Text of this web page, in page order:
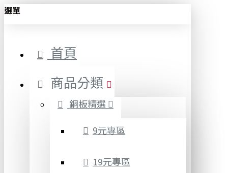
選單
首頁
商品分類
銅板精選
9元專區
19元專區